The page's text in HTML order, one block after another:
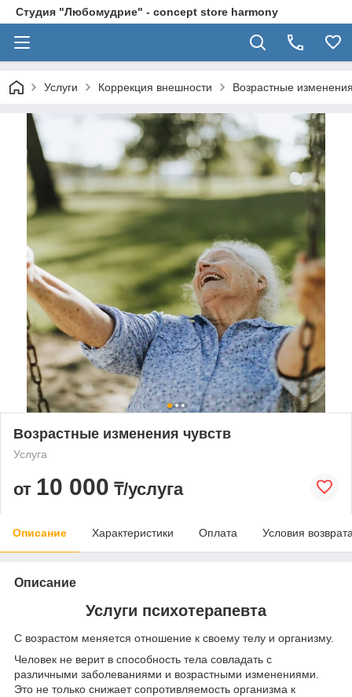
Студия "Любомудрие" - concept store harmony
Услуги Коррекция внешности Возрастные
Возрастные изменения чувств
Услуга
от 10 000 ₸/услуга
Описание Характеристики Оплата Условия
Описание
Услуги психотерапевта
С возрастом меняется отношение к своему телу и организму.
Человек не верит в способность тела совладать с
различными заболеваниями и возрастными изменениями.
Это не только снижает сопротивляемость организма к